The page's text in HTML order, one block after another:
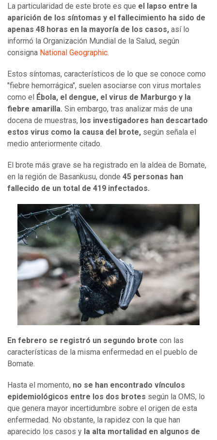
La particularidad de este brote es que el lapso entre la
aparición de los síntomas y el fallecimiento ha sido de
apenas 48 horas en la mayoría de los casos, así lo
informó la Organización Mundial de la Salud, según
consigna National Geographic.
Estos síntomas, característicos de lo que se conoce como
"fiebre hemorrágica", suelen asociarse con virus mortales
como el
Ébola, el dengue, el virus de Marburgo y la
fiebre amarilla. Sin embargo, tras analizar más de una
docena de muestras, los investigadores han descartado
estos virus como la causa del brote, según señala el
medio anteriormente citado.
El brote más grave se ha registrado en la aldea de Bomate,
en la región de Basankusu, donde 45 personas han
fallecido de un total de 419 infectados.
En febrero se registró un segundo brote con las
características de la misma enfermedad en el pueblo de
Bomate.
Hasta el momento, no se han encontrado vínculos
epidemiológicos entre los dos brotes según la OMS, lo
que genera mayor incertidumbre sobre el origen de esta
enfermedad. No obstante, la rapidez con la que han
aparecido los casos y la alta mortalidad en algunos de